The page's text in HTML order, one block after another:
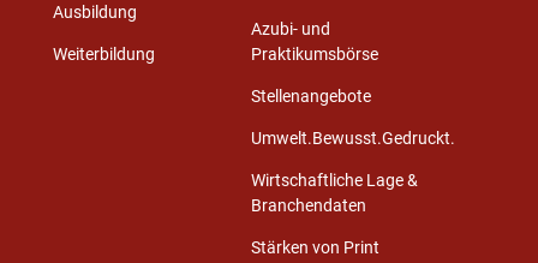
Ausbildung
Weiterbildung
Azubi- und
Praktikumsbörse
Stellenangebote
Umwelt.Bewusst.Gedruckt.
Wirtschaftliche Lage &
Branchendaten
Stärken von Print